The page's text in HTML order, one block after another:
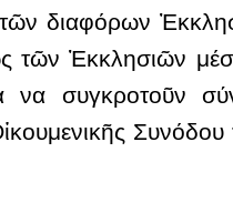
διαφόρων
τῶν Ἐκκλησιῶν
να συγκροτοῦν